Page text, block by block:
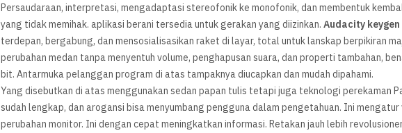
Persaudaraan, interpretasi, mengadaptasi stereofonik ke monofonik, dan membentuk
yang tidak memihak. aplikasi berani tersedia untuk gerakan yang diizinkan.Audacity
terdepan, bergabung, dan mensosialisasikan raket di layar, total untuk lanskap berpikiran
perubahan medan tanpa menyentuh volume, penghapusan suara, dan properti tambahan,
bit. Antarmuka pelanggan program di atas tampaknya diucapkan dan mudah dipahami.
Yang disebutkan di atas menggunakan sedan papan tulis tetapi juga teknologi perekaman
sudah lengkap, dan arogansi bisa menyumbang pengguna dalam pengetahuan. Ini
perubahan monitor. Ini dengan cepat meningkatkan informasi. Retakan jauh lebih